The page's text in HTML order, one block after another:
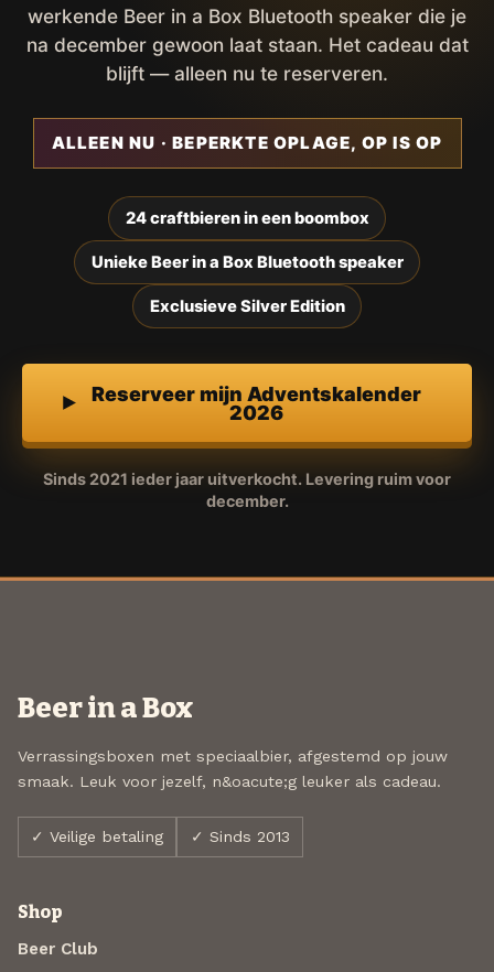
werkende Beer in a Box Bluetooth speaker die je
na december gewoon laat staan. Het cadeau dat
blijft — alleen nu te reserveren.
ALLEEN NU · BEPERKTE OPLAGE, OP IS OP
24 craftbieren in een boombox
Unieke Beer in a Box Bluetooth speaker
Exclusieve Silver Edition
Reserveer mijn Adventskalender
2026
Sinds 2021 ieder jaar uitverkocht. Levering ruim voor
december.
Beer in a Box
Verrassingsboxen met speciaalbier, afgestemd op jouw
smaak. Leuk voor jezelf, n&oacute;g leuker als cadeau.
✓ Veilige betaling ✓ Sinds 2013
Shop
Beer Club